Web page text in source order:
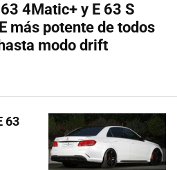
4Matic+ y E 63 S
más potente de todos
modo drift
63